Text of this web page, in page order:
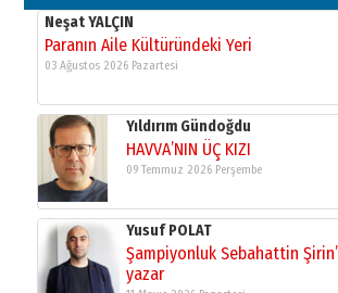
Yusuf POLAT
Şampiyonluk Sebahattin Şirin’e
yazar
Neşat YALÇIN
Paranın Aile Kültüründeki Yeri
03 Ağustos 2026 Pazartesi
Yıldırım Gündoğdu
HAVVA’NIN ÜÇ KIZI
09 Temmuz 2026 Perşembe